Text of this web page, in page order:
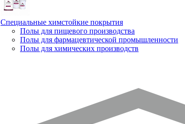
Специальные химстойкие покрытия
Полы для пищевого производства
Полы для фармацевтической промышленности
Полы для химических производств